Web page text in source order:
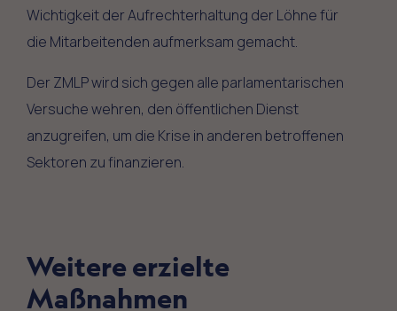
Wichtigkeit der Aufrechterhaltung der Löhne für
die Mitarbeitenden aufmerksam gemacht.
Der ZMLP wird sich gegen alle parlamentarischen
Versuche wehren, den öffentlichen Dienst
anzugreifen, um die Krise in anderen betroffenen
Sektoren zu finanzieren.
Weitere erzielte
Maßnahmen